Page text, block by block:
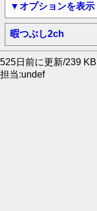
▼オプションを表示
暇つぶし2ch
525日前に更新/239 KB
担当:undef